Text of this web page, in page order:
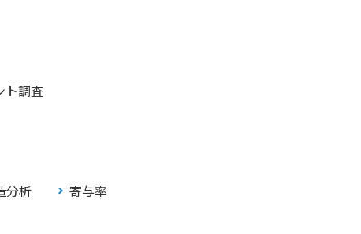
ト調査
分析
寄与率